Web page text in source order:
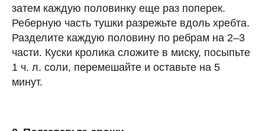
затем каждую половинку еще раз поперек.
Реберную часть тушки разрежьте вдоль хребта.
Разделите каждую половину по ребрам на 2–3
части. Куски кролика сложите в миску, посыпьте
1 ч. л. соли, перемешайте и оставьте на 5
минут.